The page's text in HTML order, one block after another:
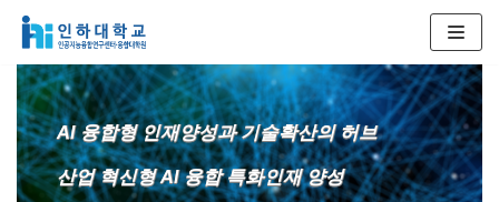
텐
츠
로
건
너
AI 융합형 인재양성과 기술확산의 허브
산업 혁신형 AI 융합 특화인재 양성